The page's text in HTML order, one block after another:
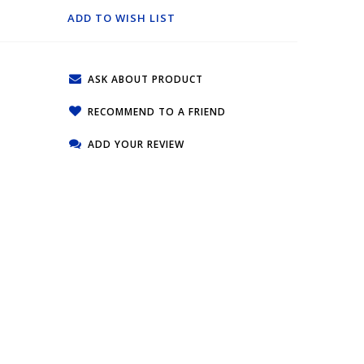
ADD TO WISH LIST
ASK ABOUT PRODUCT
RECOMMEND TO A FRIEND
ADD YOUR REVIEW